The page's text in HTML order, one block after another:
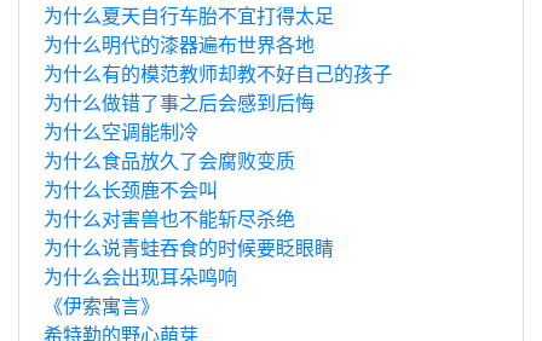
为什么夏天自行车胎不宜打得太足
为什么明代的漆器遍布世界各地
为什么有的模范教师却教不好自己的孩子
为什么做错了事之后会感到后悔
为什么空调能制冷
为什么食品放久了会腐败变质
为什么长颈鹿不会叫
为什么对害兽也不能斩尽杀绝
为什么说青蛙吞食的时候要眨眼睛
为什么会出现耳朵鸣响
《伊索寓言》
希特勒的野心萌芽